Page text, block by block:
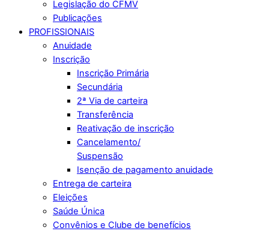
Legislação do CFMV
Publicações
PROFISSIONAIS
Anuidade
Inscrição
Inscrição Primária
Secundária
2ª Via de carteira
Transferência
Reativação de inscrição
Cancelamento/
Suspensão
Isenção de pagamento anuidade
Entrega de carteira
Eleições
Saúde Única
Convênios e Clube de benefícios